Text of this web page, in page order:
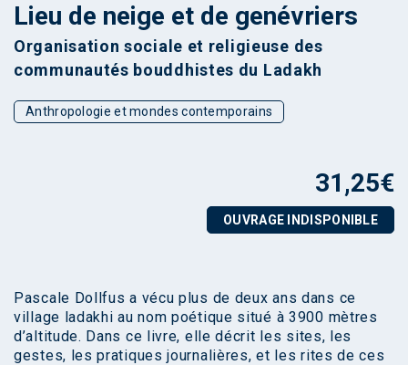
Lieu de neige et de genévriers
Organisation sociale et religieuse des
communautés bouddhistes du Ladakh
Anthropologie et mondes contemporains
31,25€
OUVRAGE INDISPONIBLE
Pascale Dollfus a vécu plus de deux ans dans ce
village ladakhi au nom poétique situé à 3900 mètres
d’altitude. Dans ce livre, elle décrit les sites, les
gestes, les pratiques journalières, et les rites de ces